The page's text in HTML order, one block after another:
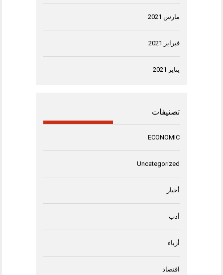
مارس 2021
فبراير 2021
يناير 2021
تصنيفات
ECONOMIC
Uncategorized
أخبار
أدب
أزياء
اقتصاد